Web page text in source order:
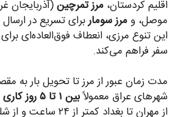
اقلیم کردستان، مرز تمرچین(آذربایجان
موصل، ومرز سوماربرای تسریع در
این تنوع مرزی، انعطاف فوق‌العاده‌ای
سفر فراهم می‌کند.
مدت زمان عبور از مرز تا تحویل بار به
شهرهای عراق معمولاًبین ۱ تا ۵ روز کاری
از مهران تا بغداد کمتر